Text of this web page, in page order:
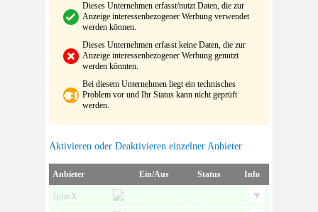
Dieses Unternehmen erfasst/nutzt Daten, die zur
Anzeige interessenbezogener Werbung verwendet
werden können.
Dieses Unternehmen erfasst keine Daten, die zur
Anzeige interessenbezogener Werbung genutzt
werden könnten.
Bei diesem Unternehmen liegt ein technisches
Problem vor und Ihr Status kann nicht geprüft
werden.